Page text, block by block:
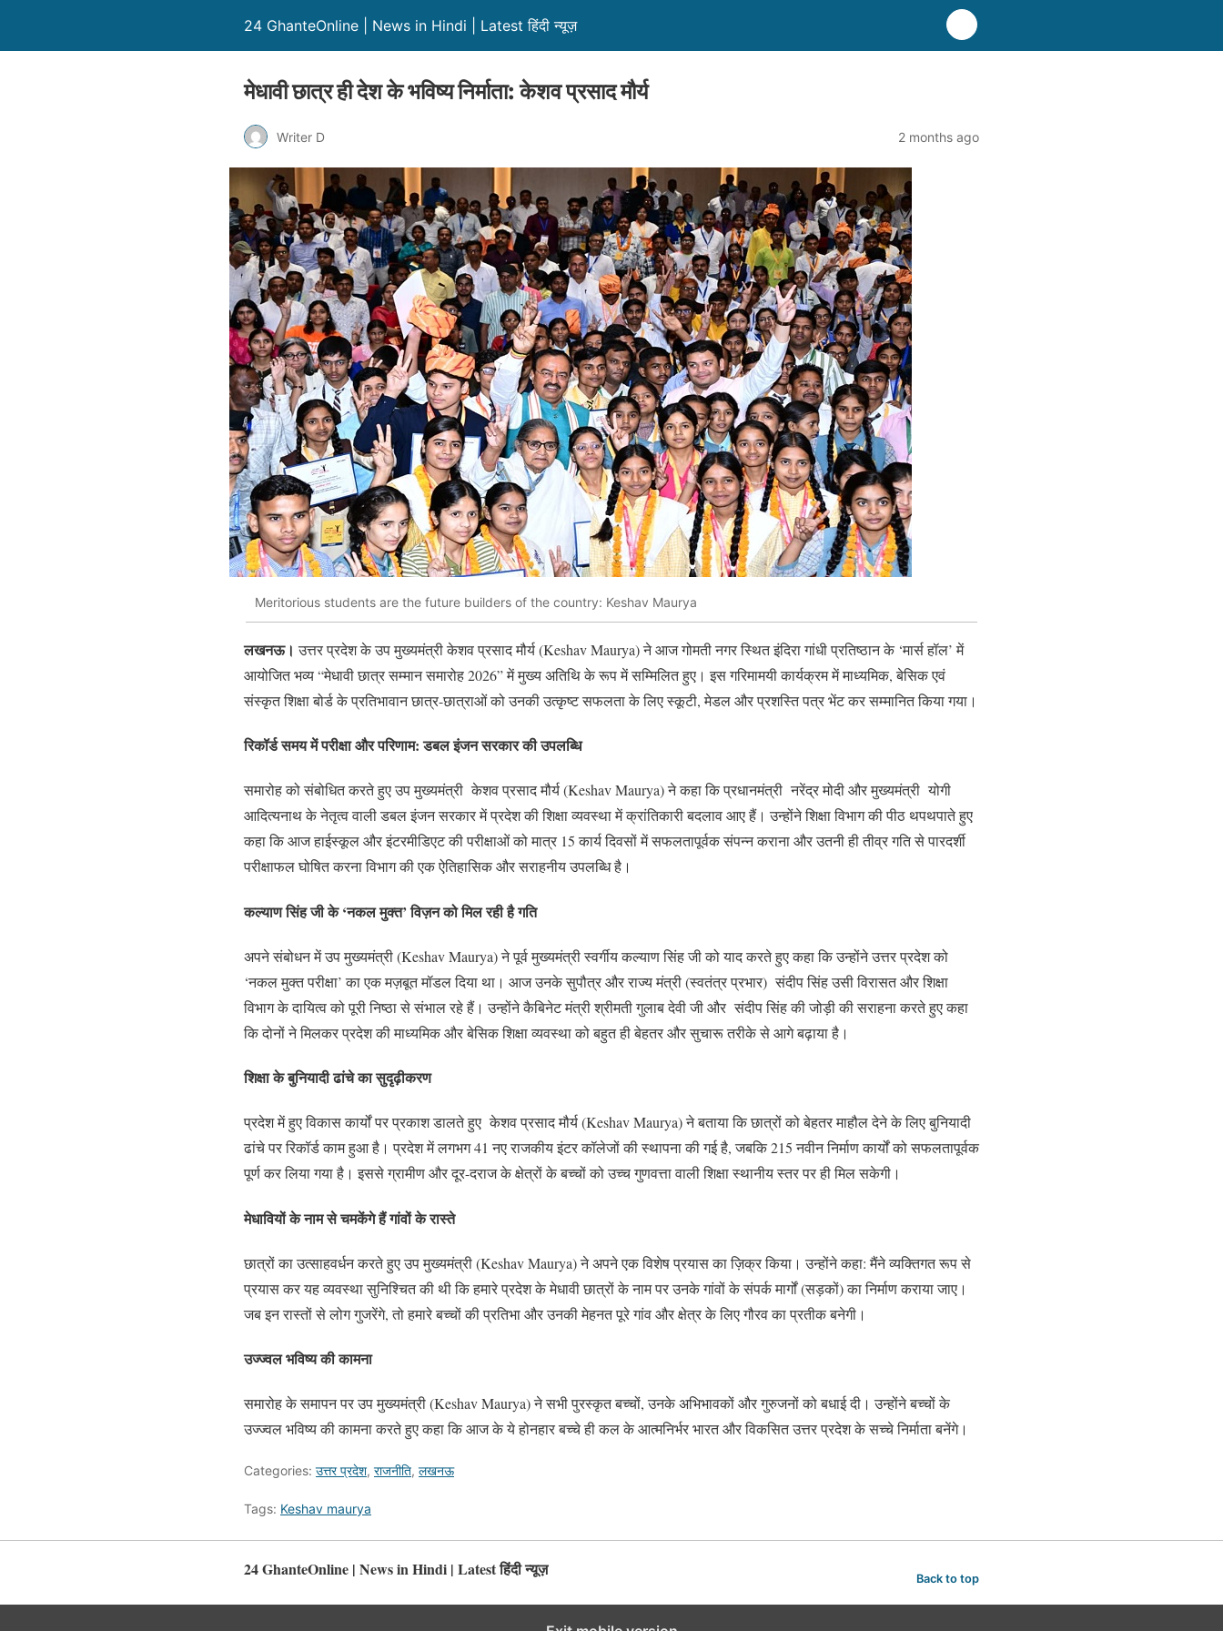
24 GhanteOnline | News in Hindi | Latest हिंदी न्यूज़
मेधावी छात्र ही देश के भविष्य निर्माता: केशव प्रसाद मौर्य
Writer D 2 months ago
Meritorious students are the future builders of the country: Keshav Maurya
लखनऊ। उत्तर प्रदेश के उप मुख्यमंत्री केशव प्रसाद मौर्य (Keshav Maurya) ने आज गोमती नगर स्थित इंदिरा गांधी प्रतिष्ठान के ‘मार्स हॉल’ में
आयोजित भव्य “मेधावी छात्र सम्मान समारोह 2026” में मुख्य अतिथि के रूप में सम्मिलित हुए। इस गरिमामयी कार्यक्रम में माध्यमिक, बेसिक एवं
संस्कृत शिक्षा बोर्ड के प्रतिभावान छात्र-छात्राओं को उनकी उत्कृष्ट सफलता के लिए स्कूटी, मेडल और प्रशस्ति पत्र भेंट कर सम्मानित किया गया।
रिकॉर्ड समय में परीक्षा और परिणाम: डबल इंजन सरकार की उपलब्धि
समारोह को संबोधित करते हुए उप मुख्यमंत्री केशव प्रसाद मौर्य (Keshav Maurya) ने कहा कि प्रधानमंत्री नरेंद्र मोदी और मुख्यमंत्री योगी
आदित्यनाथ के नेतृत्व वाली डबल इंजन सरकार में प्रदेश की शिक्षा व्यवस्था में क्रांतिकारी बदलाव आए हैं। उन्होंने शिक्षा विभाग की पीठ थपथपाते हुए
कहा कि आज हाईस्कूल और इंटरमीडिएट की परीक्षाओं को मात्र 15 कार्य दिवसों में सफलतापूर्वक संपन्न कराना और उतनी ही तीव्र गति से पारदर्शी
परीक्षाफल घोषित करना विभाग की एक ऐतिहासिक और सराहनीय उपलब्धि है।
कल्याण सिंह जी के ‘नकल मुक्त’ विज़न को मिल रही है गति
अपने संबोधन में उप मुख्यमंत्री (Keshav Maurya) ने पूर्व मुख्यमंत्री स्वर्गीय कल्याण सिंह जी को याद करते हुए कहा कि उन्होंने उत्तर प्रदेश को
‘नकल मुक्त परीक्षा’ का एक मज़बूत मॉडल दिया था। आज उनके सुपौत्र और राज्य मंत्री (स्वतंत्र प्रभार) संदीप सिंह उसी विरासत और शिक्षा
विभाग के दायित्व को पूरी निष्ठा से संभाल रहे हैं। उन्होंने कैबिनेट मंत्री श्रीमती गुलाब देवी जी और संदीप सिंह की जोड़ी की सराहना करते हुए कहा
कि दोनों ने मिलकर प्रदेश की माध्यमिक और बेसिक शिक्षा व्यवस्था को बहुत ही बेहतर और सुचारू तरीके से आगे बढ़ाया है।
शिक्षा के बुनियादी ढांचे का सुदृढ़ीकरण
प्रदेश में हुए विकास कार्यों पर प्रकाश डालते हुए केशव प्रसाद मौर्य (Keshav Maurya) ने बताया कि छात्रों को बेहतर माहौल देने के लिए बुनियादी
ढांचे पर रिकॉर्ड काम हुआ है। प्रदेश में लगभग 41 नए राजकीय इंटर कॉलेजों की स्थापना की गई है, जबकि 215 नवीन निर्माण कार्यों को सफलतापूर्वक
पूर्ण कर लिया गया है। इससे ग्रामीण और दूर-दराज के क्षेत्रों के बच्चों को उच्च गुणवत्ता वाली शिक्षा स्थानीय स्तर पर ही मिल सकेगी।
मेधावियों के नाम से चमकेंगे हैं गांवों के रास्ते
छात्रों का उत्साहवर्धन करते हुए उप मुख्यमंत्री (Keshav Maurya) ने अपने एक विशेष प्रयास का ज़िक्र किया। उन्होंने कहा: मैंने व्यक्तिगत रूप से
प्रयास कर यह व्यवस्था सुनिश्चित की थी कि हमारे प्रदेश के मेधावी छात्रों के नाम पर उनके गांवों के संपर्क मार्गों (सड़कों) का निर्माण कराया जाए।
जब इन रास्तों से लोग गुजरेंगे, तो हमारे बच्चों की प्रतिभा और उनकी मेहनत पूरे गांव और क्षेत्र के लिए गौरव का प्रतीक बनेगी।
उज्ज्वल भविष्य की कामना
समारोह के समापन पर उप मुख्यमंत्री (Keshav Maurya) ने सभी पुरस्कृत बच्चों, उनके अभिभावकों और गुरुजनों को बधाई दी। उन्होंने बच्चों के
उज्ज्वल भविष्य की कामना करते हुए कहा कि आज के ये होनहार बच्चे ही कल के आत्मनिर्भर भारत और विकसित उत्तर प्रदेश के सच्चे निर्माता बनेंगे।
Categories: उत्तर प्रदेश, राजनीति, लखनऊ
Tags: Keshav maurya
24 GhanteOnline | News in Hindi | Latest हिंदी न्यूज़ Back to top